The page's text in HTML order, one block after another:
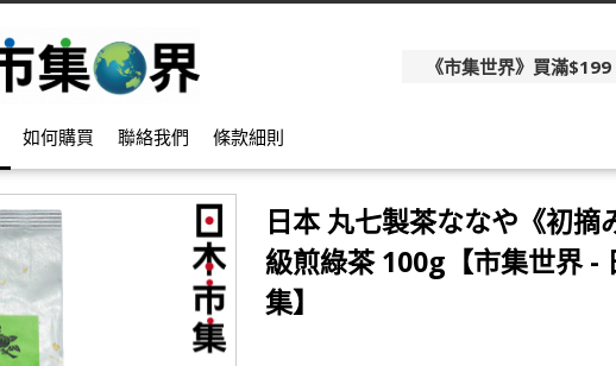
《市集世界》買滿
如何購買 聯絡我們 條款細則
日本 丸七製茶ななや《初摘
級煎綠茶 100g【市集世界 -
集】